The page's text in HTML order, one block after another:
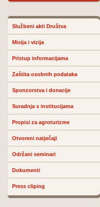
Službeni akti Društva
Misija i vizija
Pristup informacijama
Zaštita osobnih podataka
Sponzorstva i donacije
Suradnja s institucijama
Propisi za agroturizme
Otvoreni natječaji
Održani seminari
Dokumenti
Press cliping